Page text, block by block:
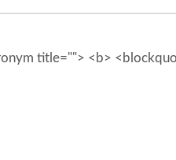
title=""> <b>